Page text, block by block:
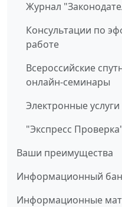
Журнал
Консультации по
работе
Всероссийские
онлайн-семинары
Электронные услуги
"Экспресс
Ваши преимущества
Информационный
Информационные